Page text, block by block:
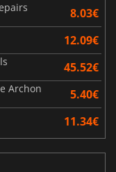
8.03€
12.09€
45.52€
Archon 5.40€
11.34€